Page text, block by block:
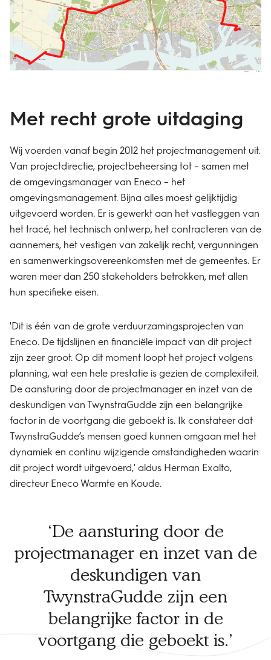
Met recht grote uitdaging
Wij voerden vanaf begin 2012 het projectmanagement uit.
Van projectdirectie, projectbeheersing tot – samen met
de omgevingsmanager van Eneco – het
omgevingsmanagement. Bijna alles moest gelijktijdig
uitgevoerd worden. Er is gewerkt aan het vastleggen van
het tracé, het technisch ontwerp, het contracteren van de
aannemers, het vestigen van zakelijk recht, vergunningen
en samenwerkingsovereenkomsten met de gemeentes. Er
waren meer dan 250 stakeholders betrokken, met allen
hun specifieke eisen.
'Dit is één van de grote verduurzamingsprojecten van
Eneco. De tijdslijnen en financiële impact van dit project
zijn zeer groot. Op dit moment loopt het project volgens
planning, wat een hele prestatie is gezien de complexiteit.
De aansturing door de projectmanager en inzet van de
deskundigen van TwynstraGudde zijn een belangrijke
factor in de voortgang die geboekt is. Ik constateer dat
TwynstraGudde’s mensen goed kunnen omgaan met het
dynamiek en continu wijzigende omstandigheden waarin
dit project wordt uitgevoerd,' aldus Herman Exalto,
directeur Eneco Warmte en Koude.
De aansturing door de
projectmanager en inzet van de
deskundigen van
TwynstraGudde zijn een
belangrijke factor in de
voortgang die geboekt is.